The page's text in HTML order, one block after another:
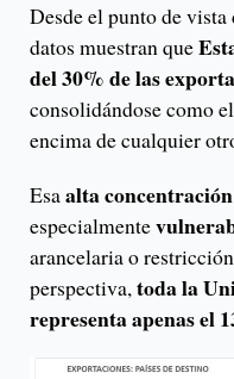
Desde el punto de
datos muestran que
del 30% de las
consolidándose como
encima de cualquier
Esaalta concentración
especialmente
arancelaria o
perspectiva,toda la
representa apenas el